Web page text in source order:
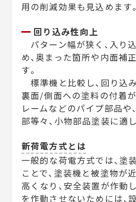
用の削減効果も見込めます。
回り込み性向上
パターン幅が狭く、入り
め、奥まった箇所や内面補
す。
標準機と比較し、回り込
裏面/側面への塗料の付着
レームなどのパイプ部品や
部等々、小物部品塗装に適
新荷電方式とは
一般的な荷電方式では、塗
ことで、塗装機と被塗物が
高くなり、安全装置が作動
を作動させないためには、